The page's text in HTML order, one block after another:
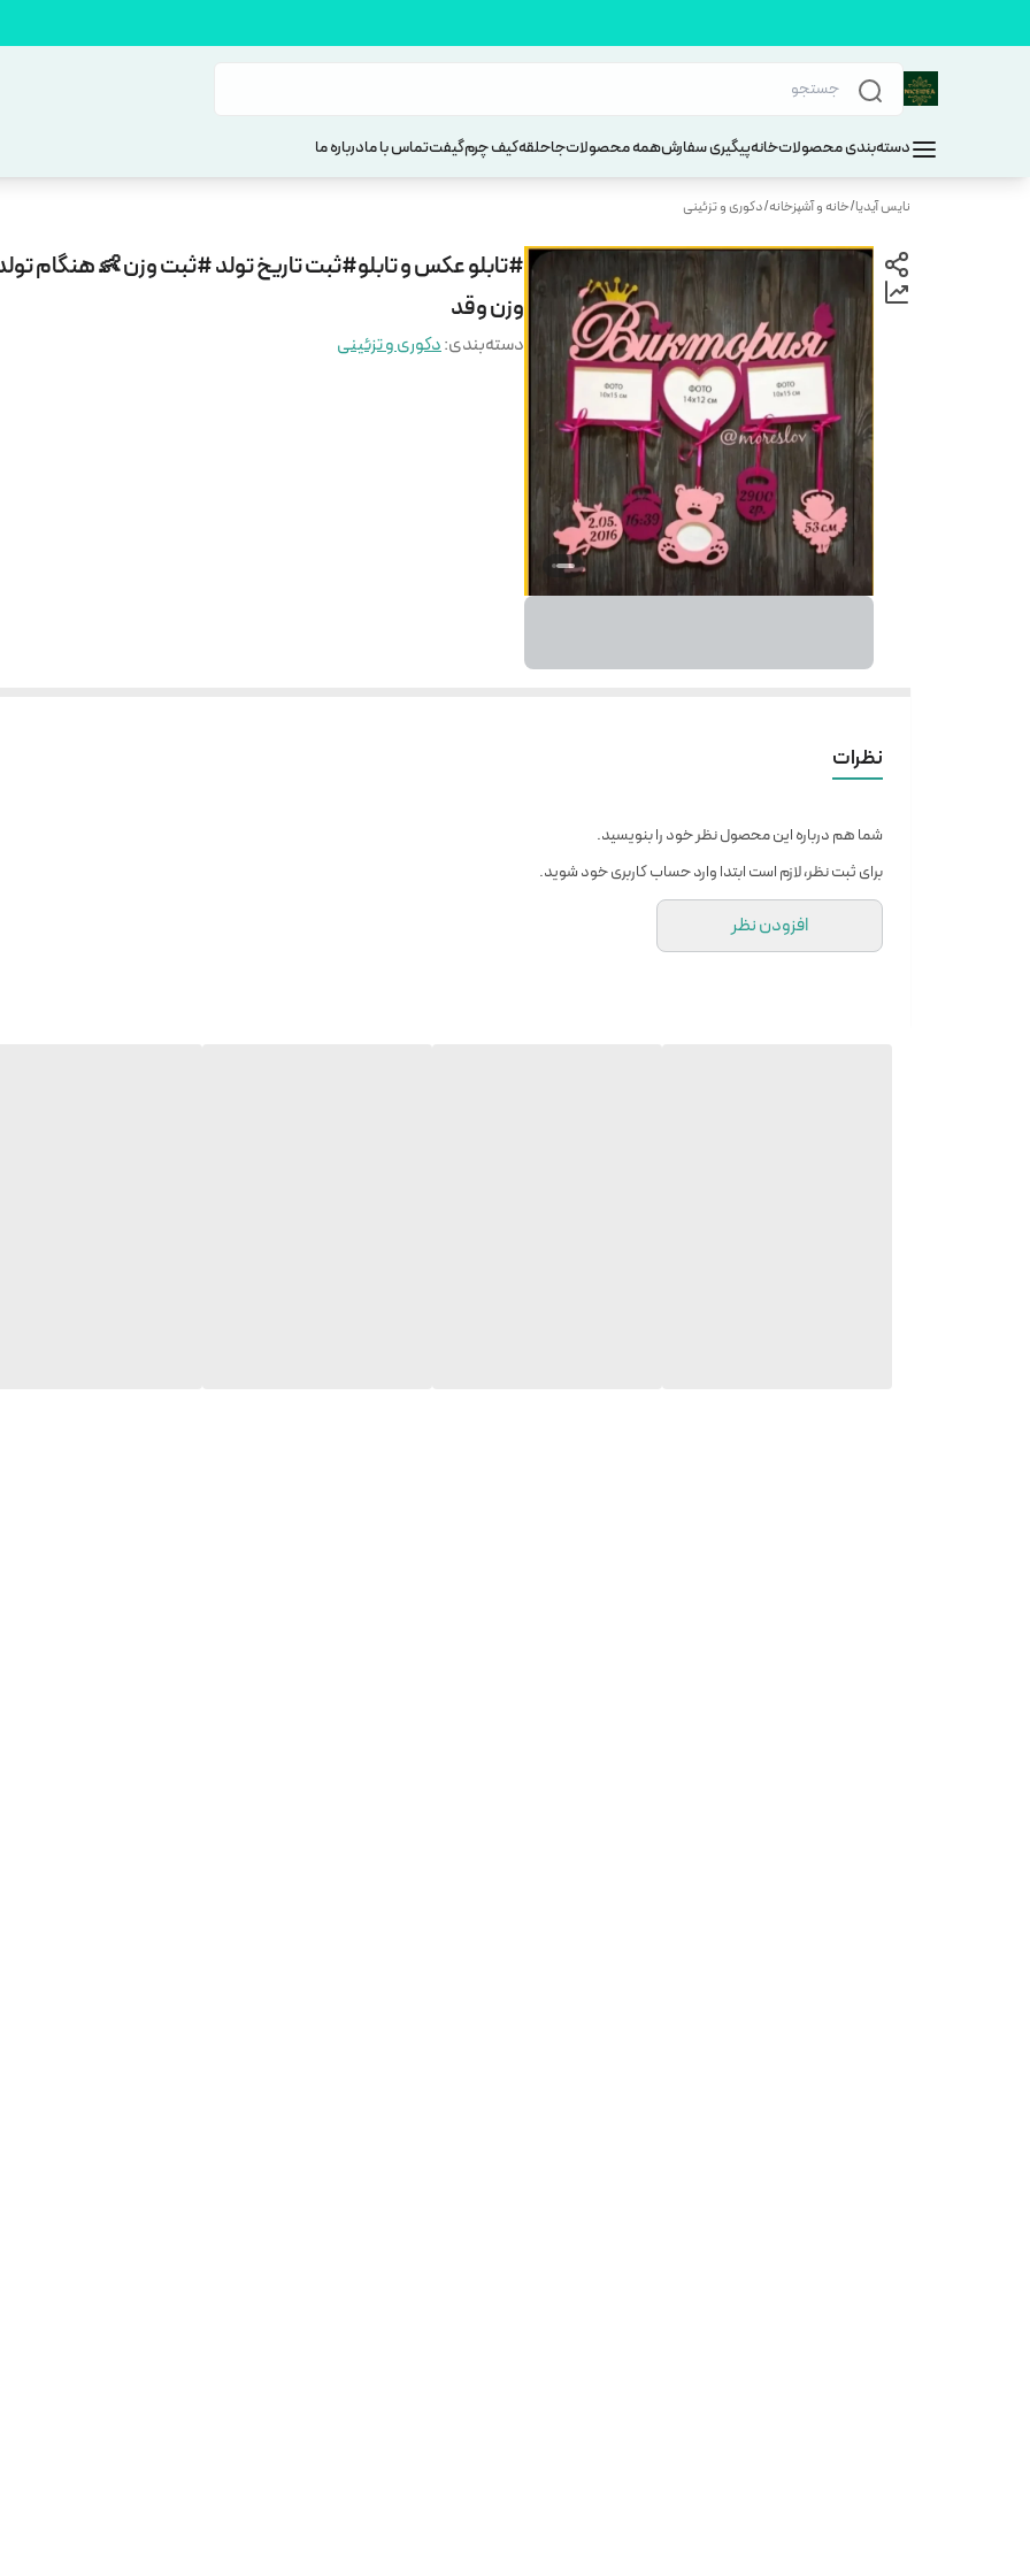
دسته‌بندی محصولاتخانهپیگیری سفارشهمه محصولاتجاحلقهکیف چرمگیفتتماس با مادرباره ما
نایس آیدیا/خانه و آشپزخانه/دکوری و تزئینی
#تابلو عکس و تابلو#ثبت تاریخ تولد #ثبت وزن 👶 هنگام
وزن وقد
دسته‌بندی:دکوری و تزئینی
نظرات
شما هم درباره این محصول نظر خود را بنویسید.
برای ثبت نظر، لازم است ابتدا وارد حساب کاربری خود شوید.
افزودن نظر